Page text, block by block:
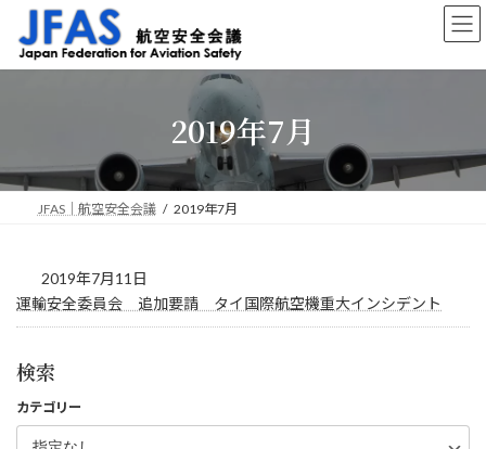
ン
ッ
ー
移
2019年7月
JFAS｜航空安全会議 2019年7月
2019年7月11日
運輸安全委員会 追加要請 タイ国際航空機重大インシデント
検索
カテゴリー